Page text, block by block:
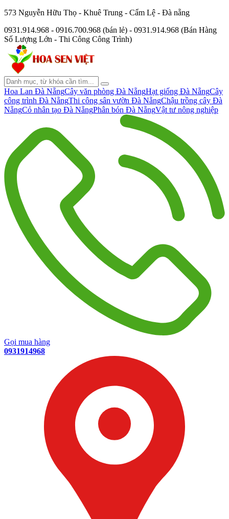
573 Nguyễn Hữu Thọ - Khuê Trung - Cẩm Lệ - Đà nẵng
0931.914.968 - 0916.700.968 (bán lẻ) - 0931.914.968 (Bán Hàng
Số Lượng Lớn - Thi Công Công Trình)
Hoa Lan Đà NẵngCây văn phòng Đà NẵngHạt giống Đà NẵngCây
công trình Đà NẵngThi công sân vườn Đà NẵngChậu trồng cây Đà
NẵngCỏ nhân tạo Đà NẵngPhân bón Đà NẵngVật tư nông nghiệp
Gọi mua hàng
0931914968